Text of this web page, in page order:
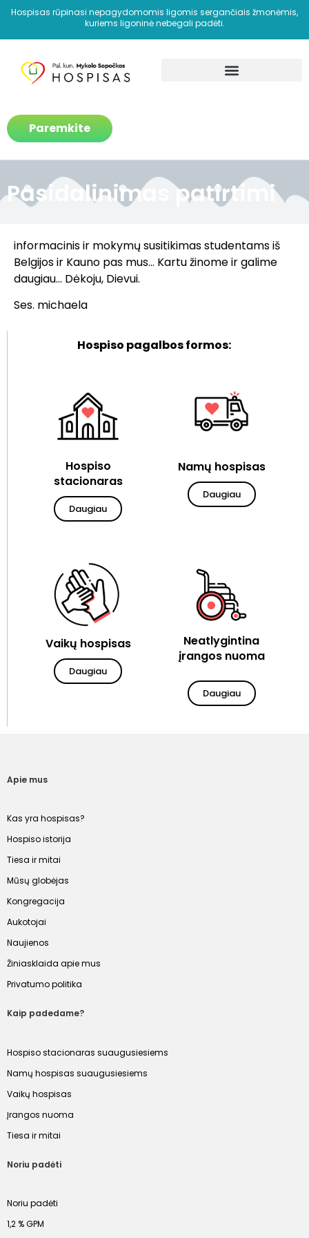
Hospisas rūpinasi nepagydomomis ligomis sergančiais žmonėmis,
kuriems ligoninė nebegali padėti.
Paremkite
Pasidalinimas patirtimi
informacinis ir mokymų susitikimas studentams iš
Belgijos ir Kauno pas mus… Kartu žinome ir galime
daugiau… Dėkoju, Dievui.
Ses. michaela
Hospiso pagalbos formos:
Hospiso
stacionaras
Daugiau
Namų hospisas
Daugiau
Vaikų hospisas
Daugiau
Neatlygintina
įrangos nuoma
Daugiau
Apie mus
Kas yra hospisas?
Hospiso istorija
Tiesa ir mitai
Mūsų globėjas
Kongregacija
Aukotojai
Naujienos
Žiniasklaida apie mus
Privatumo politika
Kaip padedame?
Hospiso stacionaras suaugusiesiems
Namų hospisas suaugusiesiems
Vaikų hospisas
Įrangos nuoma
Tiesa ir mitai
Noriu padėti
Noriu padėti
1,2 % GPM